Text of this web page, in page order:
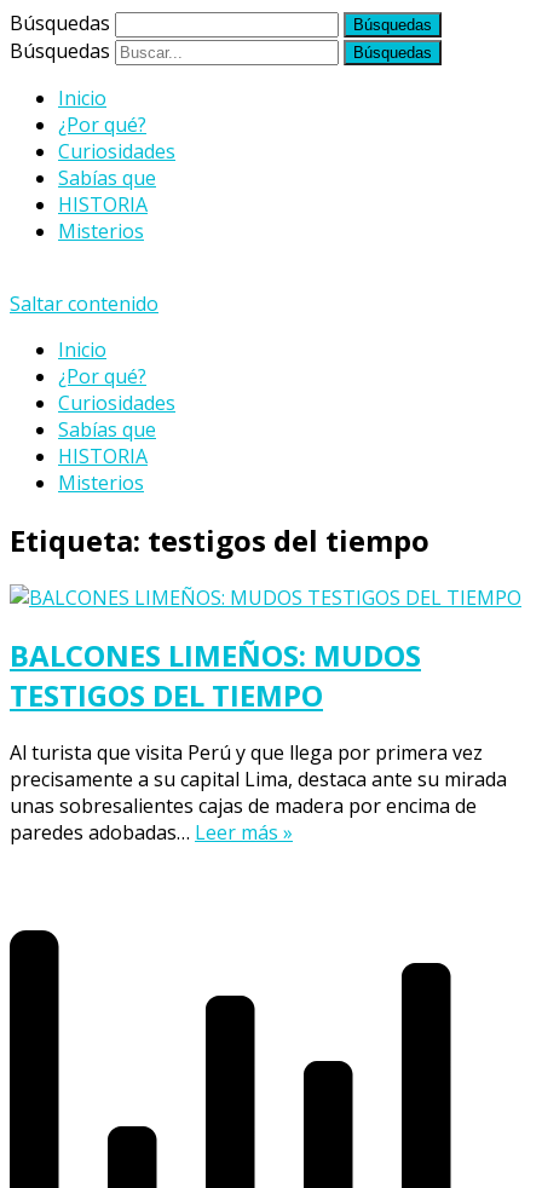
Búsquedas
Búsquedas
Inicio
¿Por qué?
Curiosidades
Sabías que
HISTORIA
Misterios
Saltar contenido
Inicio
¿Por qué?
Curiosidades
Sabías que
HISTORIA
Misterios
Etiqueta: testigos del tiempo
BALCONES LIMEÑOS: MUDOS
TESTIGOS DEL TIEMPO
Al turista que visita Perú y que llega por primera vez
precisamente a su capital Lima, destaca ante su mirada
unas sobresalientes cajas de madera por encima de
paredes adobadas… Leer más »